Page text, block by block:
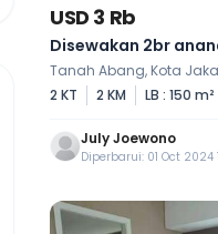
USD 3 Rb
Disewakan 2br
Tanah Abang, Kota
2 KT
2 KM LB : 150 m²
July Joewono
Diperbarui: 01 Oct 2024